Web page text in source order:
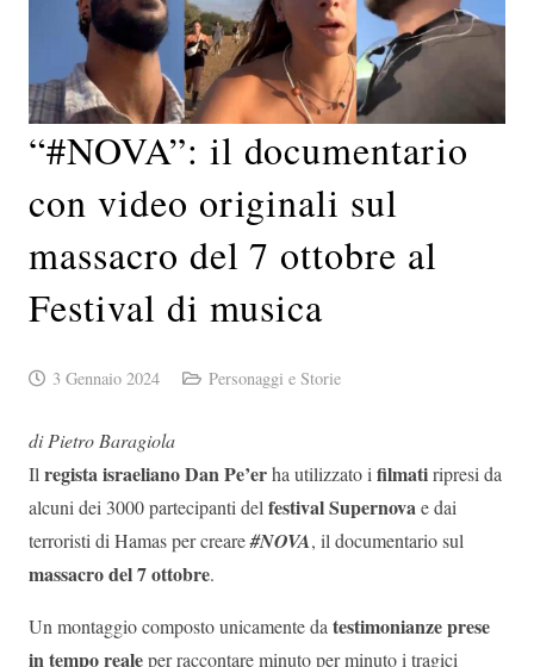
“#NOVA”: il documentario
con video originali sul
massacro del 7 ottobre al
Festival di musica
3 Gennaio 2024 Personaggi e Storie
di Pietro Baragiola
Ilregista israeliano Dan Pe’erha utilizzato ifilmatiripresi da
alcuni dei 3000 partecipanti delfestival Supernovae dai
terroristi di Hamas per creare#NOVA, il documentario sul
massacro del 7 ottobre.
Un montaggio composto unicamente datestimonianze prese
in tempo realeper raccontare minuto per minuto i tragici